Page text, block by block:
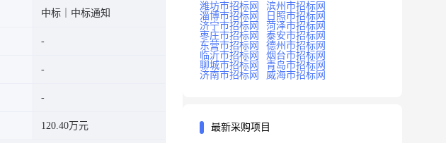
中标｜中标通知
120.40万元
潍坊市招标网
滨州市招标网
淄博市招标网
日照市招标网
济宁市招标网
菏泽市招标网
枣庄市招标网
泰安市招标网
东营市招标网
德州市招标网
临沂市招标网
烟台市招标网
聊城市招标网
青岛市招标网
济南市招标网
威海市招标网
最新采购项目